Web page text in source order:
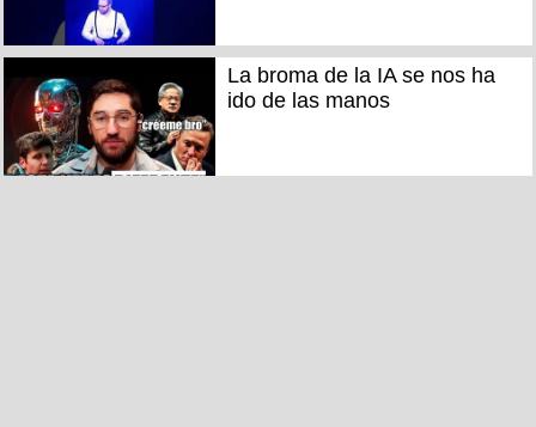
La broma de la IA se nos ha
ido de las manos